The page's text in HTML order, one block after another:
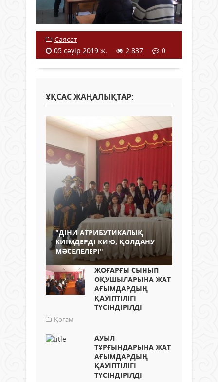
Саясат
05 сәуір 2019 ж.
2 837 0
ҰҚСАС ЖАҢАЛЫҚТАР:
"ДІНИ АТРИБУТИКАЛЫҚ
КИІМДЕРДІ КИЮ, ҚОЛДАНУ
МӘСЕЛЕЛЕРІ"
ЖОҒАРҒЫ СЫНЫП
ОҚУШЫЛАРЫНА ЖАТ
АҒЫМДАРДЫҢ
ҚАУІПТІЛІГІ
ТҮСІНДІРІЛДІ
Қоғам
АУЫЛ
ТҰРҒЫНДАРЫНА ЖАТ
АҒЫМДАРДЫҢ
ҚАУІПТІЛІГІ
ТҮСІНДІРІЛДІ